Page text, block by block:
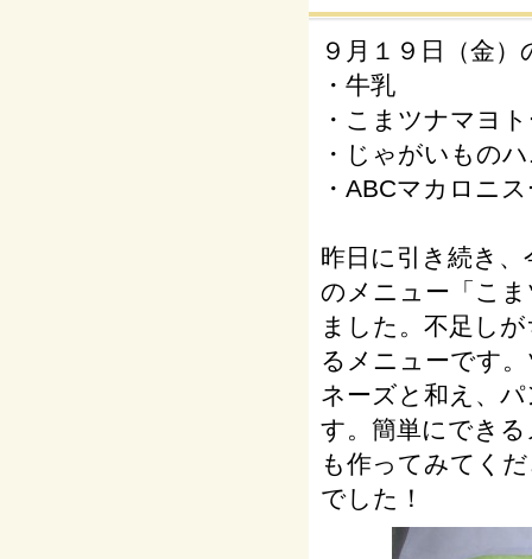
９月１９日（金）
・牛乳
・こまツナマヨ
・じゃがいもの
・ABCマカロニ
昨日に引き続き
のメニュー「こ
ました。不足し
るメニューです
ネーズと和え、
す。簡単にでき
も作ってみてく
でした！